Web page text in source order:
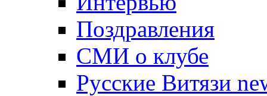
Поздравления
СМИ о клубе
Русские Витязи